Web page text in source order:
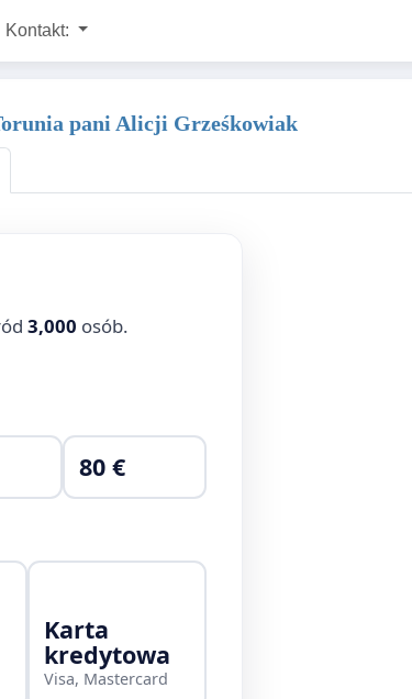
Kontakt:
pani Alicji Grześkowiak
3,000 osób.
80 €
Karta
kredytowa
Visa, Mastercard